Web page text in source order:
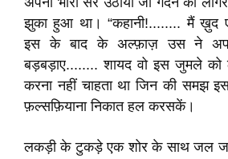
झुका हुआ था। “कहानी!........ मैं ख़ुद
इस के बाद के अल्फ़ाज़ उस ने
बड़बड़ाए........ शायद वो इस जुमले
करना नहीं चाहता था जिन की समझ
फ़ल्सफ़ियाना निकात हल करसकें।
लकड़ी के टुकड़े एक शोर के साथ जल